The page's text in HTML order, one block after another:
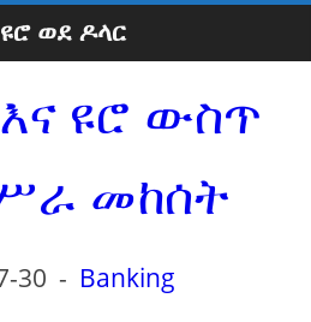
ዩሮ ወደ ዶላር
ዩሮ ውስጥ
መከሰት
30 - Banking